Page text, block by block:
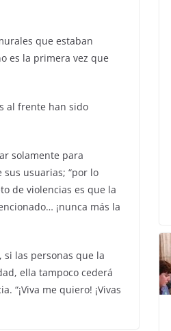
que estaban
es la primera vez que
al frente han sido
solamente para
usuarias; “por lo
de violencias es que la
¡nunca más la
si las personas que la
ella tampoco cederá
“¡Viva me quiero! ¡Vivas